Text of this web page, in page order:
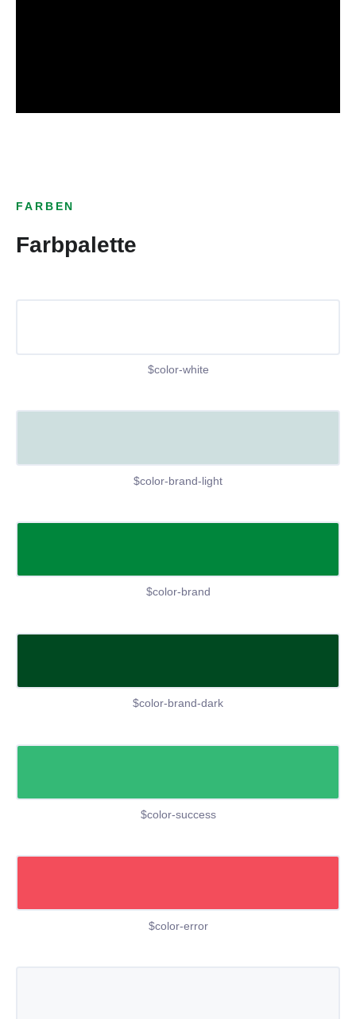
FARBEN
Farbpalette
$color-white
$color-brand-light
$color-brand
$color-brand-dark
$color-success
$color-error